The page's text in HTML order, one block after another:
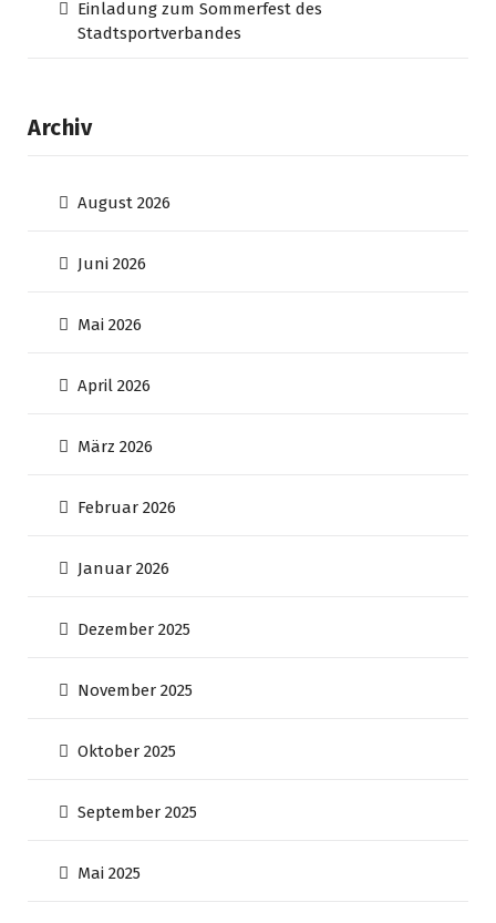
Einladung zum Sommerfest des
Stadtsportverbandes
Archiv
August 2026
Juni 2026
Mai 2026
April 2026
März 2026
Februar 2026
Januar 2026
Dezember 2025
November 2025
Oktober 2025
September 2025
Mai 2025